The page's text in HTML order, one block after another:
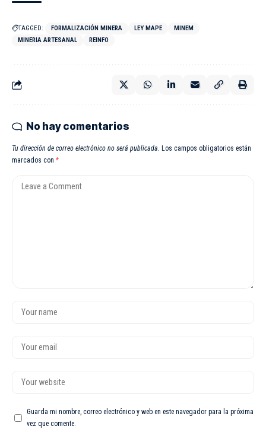
TAGGED: FORMALIZACIÓN MINERA LEY MAPE
MINEM
MINERIA ARTESANAL
REINFO
No hay comentarios
Tu dirección de correo electrónico no será publicada. Los campos obligatorios están
marcados con *
Guarda mi nombre, correo electrónico y web en este navegador para la próxima
vez que comente.